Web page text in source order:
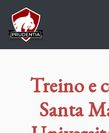
Treino e
Santa